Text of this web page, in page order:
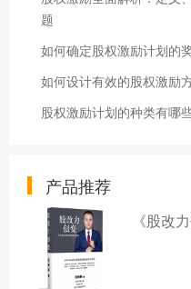
题
如何确定股权激励计划的
如何设计有效的股权激励
股权激励计划的种类有哪
产品推荐
《股改